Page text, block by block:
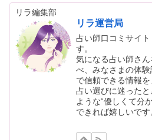
リラ編集部
リラ運営局
占い師口コミサイ
す。
気になる占い師さ
べ、みなさまの体
で信頼できる情報を
占い選びに迷った
ような“優しくて分
できれば嬉しいです